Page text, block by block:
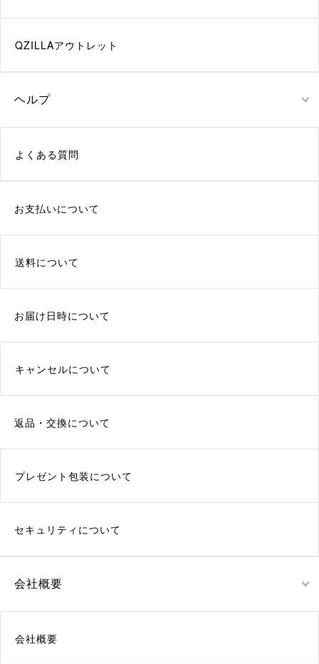
QZILLAアウトレット
ヘルプ
よくある質問
お支払いについて
送料について
お届け日時について
キャンセルについて
返品・交換について
プレゼント包装について
セキュリティについて
会社概要
会社概要